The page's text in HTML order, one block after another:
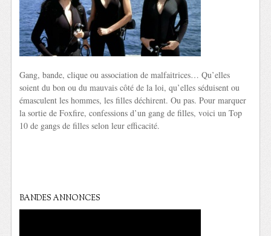
Gang, bande, clique ou association de malfaitrices… Qu’elles
soient du bon ou du mauvais côté de la loi, qu’elles séduisent ou
émasculent les hommes, les filles déchirent. Ou pas. Pour marquer
la sortie de Foxfire, confessions d’un gang de filles, voici un Top
10 de gangs de filles selon leur efficacité.
BANDES ANNONCES